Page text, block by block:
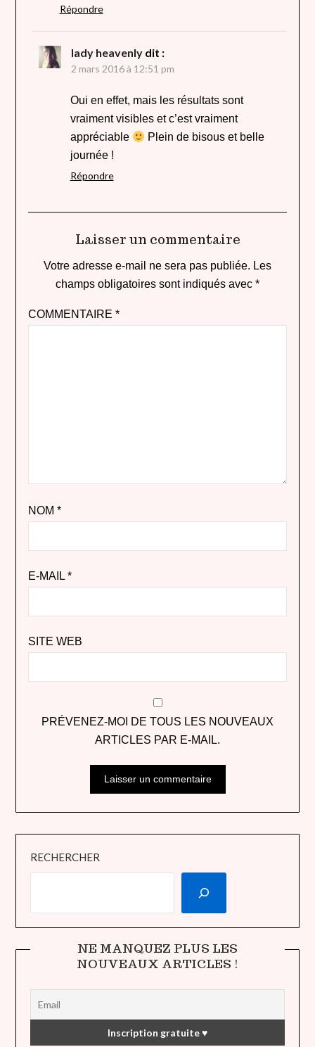
Répondre
lady heavenly dit :
2 mars 2016 à 12:51 pm
Oui en effet, mais les résultats sont
vraiment visibles et c’est vraiment
appréciable
Plein de bisous et belle
journée !
Répondre
Laisser un commentaire
Votre adresse e-mail ne sera pas publiée. Les
champs obligatoires sont indiqués avec *
COMMENTAIRE *
NOM *
E-MAIL *
SITE WEB
PRÉVENEZ-MOI DE TOUS LES NOUVEAUX
ARTICLES PAR E-MAIL.
RECHERCHER
NE MANQUEZ PLUS LES
NOUVEAUX ARTICLES !